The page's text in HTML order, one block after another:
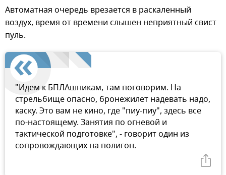
Автоматная очередь врезается в раскаленный
воздух, время от времени слышен неприятный свист
пуль.
"Идем к БПЛАшникам, там поговорим. На
стрельбище опасно, бронежилет надевать надо,
каску. Это вам не кино, где "пиу-пиу", здесь все
по-настоящему. Занятия по огневой и
тактической подготовке", - говорит один из
сопровождающих на полигон.